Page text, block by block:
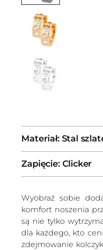
Materiał: Stal
Zapięcie: Clicker
Wyobraź sobie
komfort noszenia
są nie tylko
dla każdego, kto
zdejmowanie